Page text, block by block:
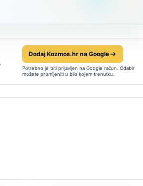
Dodaj Kozmos.hr na Google
Potrebno je biti prijavljen na Google račun. Odabir
možete promijeniti u bilo kojem trenutku.